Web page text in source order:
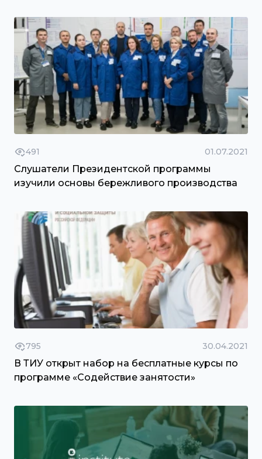
491 01.07.2021
Слушатели Президентской программы
изучили основы бережливого производства
795 30.04.2021
В ТИУ открыт набор на бесплатные курсы по
программе «Содействие занятости»